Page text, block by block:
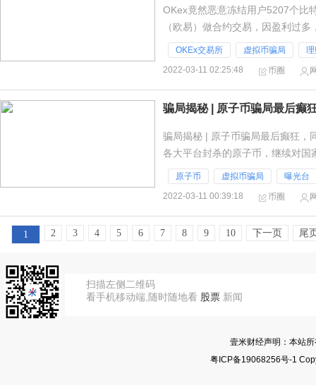
OKex竟然恶意冻结用户5207个比
（欧易）做合约交易，因盈利过
户也能操纵市场？是不是找不到好
OKEx交易所 虚拟币骗局
2022-03-11 02:25:48
币圈
骗局揭秘 | 原子币骗局最后癫
骗局揭秘 | 原子币骗局最后癫狂，
各大平台封杀的原子币，继续对
人现眼的频繁作死，头目更是将“自
原子币 虚拟币骗局
曝光台
2022-03-11 00:39:18
币圈
1 2 3 4 5 6 7 8 9 10 下一页 尾
扫描左侧二维码
看手机移动端,随时随地看 股票 新闻
壹米财经声明：本站
粤ICP备19068256号-1